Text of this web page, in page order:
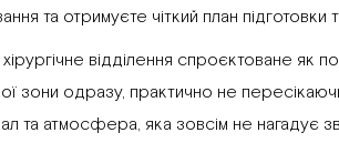
та отримуєте чіткий план підготовки
відділення спроєктоване як
одразу, практично не
та атмосфера, яка зовсім не нагадує